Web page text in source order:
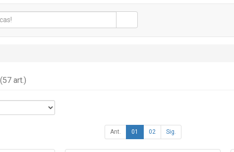
(57 art.)
Ant. 01 02 Sig.